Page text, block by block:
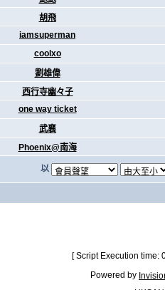
胡飛
iamsuperman
coolxo
劉雄偉
西行寺幽々子
one way ticket
武襄
Phoenix@南海
以
[ Script Execution
Powered by